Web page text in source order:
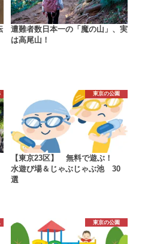
遭難者数日本一の「魔の山」、実
は高尾山！
東京の公園
【東京23区】 無料で遊ぶ！
水遊び場＆じゃぶじゃぶ池 30
選
東京の公園